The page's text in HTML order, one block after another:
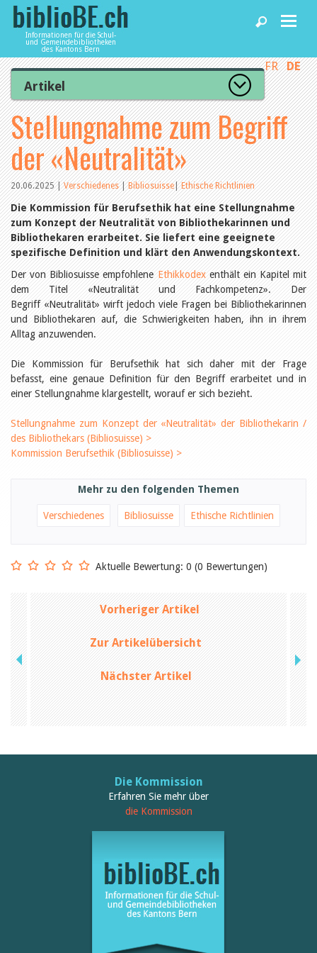
Informationen für die Schul-
und Gemeindebibliotheken
des Kantons Bern
Home
News und Fachbeiträge
Bibliotheken
Agenda
Dienstleistungen
biblioBE nutzen
FR DE
Artikel
Zur Artikelübersicht
Lesenswert
Gut bewertet
Kategorien
Aus dem Amt für Kultur
Aus der Kommission
Aus den Bibliotheken
Organisation
Raum und Infrastruktur
Bestand
Benutzung
Finanzen
Personal
Qualitätsmanagement
Recht und Politik
Öffentlichkeitsarbeit
Leseförderung
Verschiedenes
Lesetipps
Tags
Veranstaltungen
Kinder- und Jugendmedien
Bibliothek und Schule
Bibliotheksangebote
Rezensionen
Alle Tags
Autoren
Julie Greub
Birgit Libiszewski
Ursula Strahm
Sandra Dettwyler
Sibylle Birrer
Javier Lopez
Céline Graf
Felicitas Isler
Manuela Nyffeler-Lanker
Stellungnahme zum Begriff
der «Neutralität»
20.06.2025|Verschiedenes|Bibliosuisse|Ethische Richtlinien
Die Kommission für Berufsethik hat eine Stellungnahme
zum Konzept der Neutralität von Bibliothekarinnen und
Bibliothekaren erarbeitet. Sie liefert eine geeignete
spezifische Definition und klärt den Anwendungskontext.
Der von Bibliosuisse empfohleneEthikkodexenthält ein Kapitel mit
dem Titel «Neutralität und Fachkompetenz». Der
Begriff «Neutralität» wirft jedoch viele Fragen bei Bibliothekarinnen
und Bibliothekaren auf, die Schwierigkeiten haben, ihn in ihrem
Alltag anzuwenden.
Die Kommission für Berufsethik hat sich daher mit der Frage
befasst, eine genaue Definition für den Begriff erarbeitet und in
einer Stellungnahme klargestellt, worauf er sich bezieht.
Stellungnahme zum Konzept der «Neutralität» der Bibliothekarin /
des Bibliothekars (Bibliosuisse) >
Kommission Berufsethik (Bibliosuisse) >
Mehr zu den folgenden Themen
Verschiedenes Bibliosuisse Ethische Richtlinien
Aktuelle Bewertung: 0 (0 Bewertungen)
Vorheriger Artikel
Zur Artikelübersicht
Nächster Artikel
Die Kommission
Erfahren Sie mehr über
die Kommission